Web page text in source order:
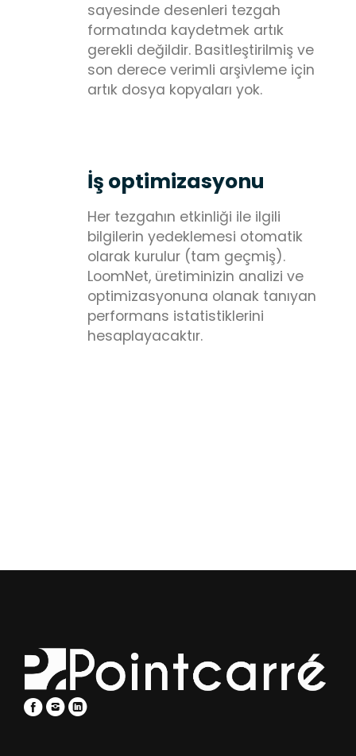
sayesinde desenleri tezgah
formatında kaydetmek artık
gerekli değildir. Basitleştirilmiş ve
son derece verimli arşivleme için
artık dosya kopyaları yok.
İş optimizasyonu
Her tezgahın etkinliği ile ilgili
bilgilerin yedeklemesi otomatik
olarak kurulur (tam geçmiş).
LoomNet, üretiminizin analizi ve
optimizasyonuna olanak tanıyan
performans istatistiklerini
hesaplayacaktır.